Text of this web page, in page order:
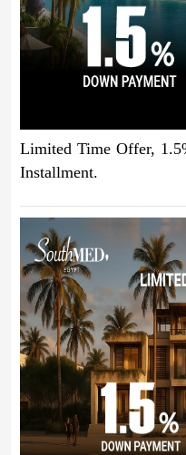
Limited Time Offer,
Installment.